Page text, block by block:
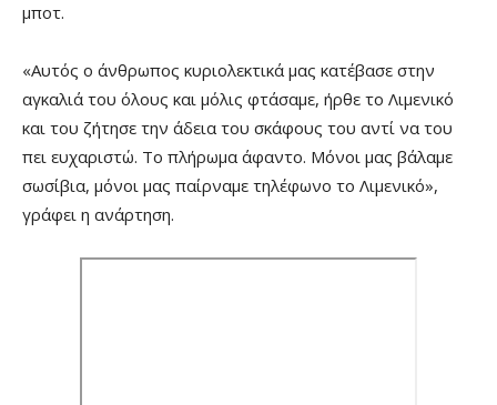
μποτ.
«Αυτός ο άνθρωπος κυριολεκτικά μας κατέβασε στην
αγκαλιά του όλους και μόλις φτάσαμε, ήρθε το Λιμενικό
και του ζήτησε την άδεια του σκάφους του αντί να του
πει ευχαριστώ. Το πλήρωμα άφαντο. Μόνοι μας βάλαμε
σωσίβια, μόνοι μας παίρναμε τηλέφωνο το Λιμενικό»,
γράφει η ανάρτηση.